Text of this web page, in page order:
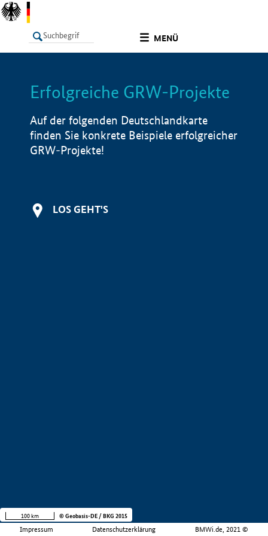
MENÜ
LISTE Info
Erfolgreiche GRW-Projekte
Auf der folgenden Deutschlandkarte
finden Sie konkrete Beispiele erfolgreicher
GRW-Projekte!
LOS GEHT'S
Impressum Datenschutzerklärung BMWi.de, 2021 ©
100 km © Geobasis-DE / BKG 2015